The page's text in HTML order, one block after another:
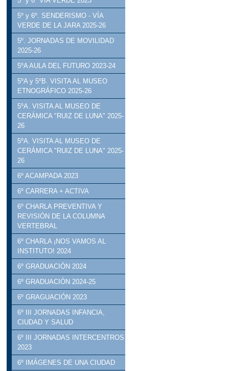
5º y 6º. SENDERISMO - VÍA
VERDE DE LA JARA 2025-26
5º. JORNADAS DE MOVILIDAD
2025-26
5ºA AULA DEL FUTURO 2023-24
5ºA y 5ºB. VISITA AL MUSEO
ETNOGRÁFICO 2025-26
5ºA. VISITA AL MUSEO DE
CERÁMICA "RUIZ DE LUNA" 2025-
26
5ºA. VISITA AL MUSEO DE
CERÁMICA "RUIZ DE LUNA" 2025-
26
6º ACAMPADA 2023
6º CARRERA + ACTIVA
6º CHARLA PREVENTIVA Y
REVISIÓN DE LA COLUMNA
VERTEBRAL
6º CHARLA ¡NOS VAMOS AL
INSTITUTO! 2024
6º GRADUACIÓN 2024
6º GRADUACIÓN 2024-25
6º GRAGUACIÓN 2023
6º III JORNADAS INFANCIA,
CIUDAD Y SALUD
6º III JORNADAS INTERCENTROS
2023
6º IMÁGENES DE UNA CIUDAD